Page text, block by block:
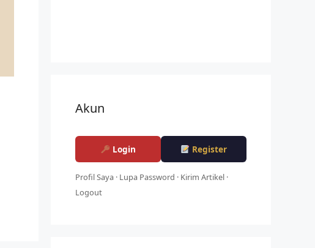
Akun
Login Register
Profil Saya · Lupa Password · Kirim Artikel ·
Logout